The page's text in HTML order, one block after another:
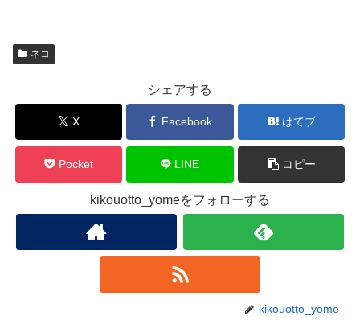
ネコ
シェアする
X Facebook はてブ
Pocket LINE コピー
kikouotto_yomeをフォローする
kikouotto_yome